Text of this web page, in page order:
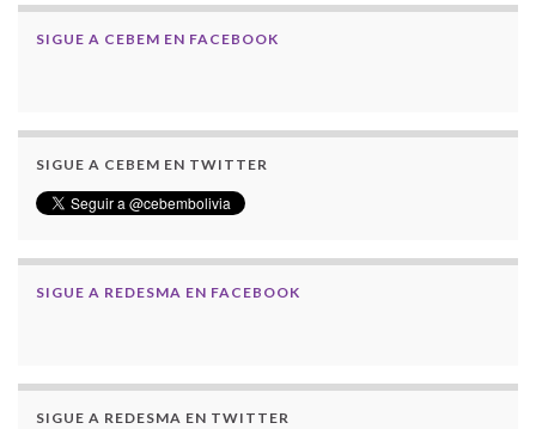
SIGUE A CEBEM EN FACEBOOK
SIGUE A CEBEM EN TWITTER
SIGUE A REDESMA EN FACEBOOK
SIGUE A REDESMA EN TWITTER